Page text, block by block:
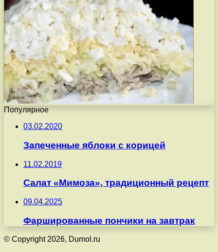
Популярное
03.02.2020
Запеченные яблоки с корицей
11.02.2019
Салат «Мимоза», традиционный рецепт
09.04.2025
Фаршированные пончики на завтрак
© Copyright 2026, Dumol.ru